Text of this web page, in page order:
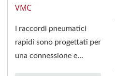
VMC
I raccordi pneumatici
rapidi sono progettati per
una connessione e